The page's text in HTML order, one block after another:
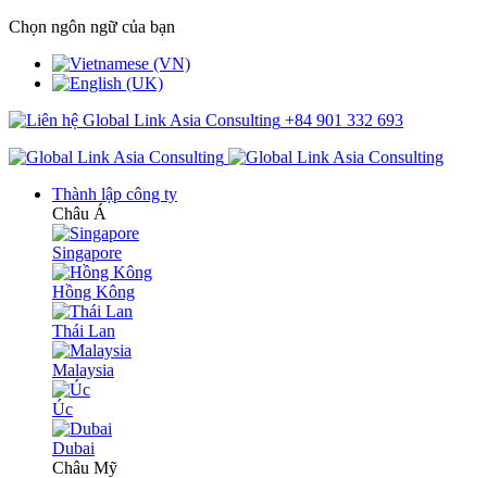
Chọn ngôn ngữ của bạn
+84 901 332 693
Thành lập công ty
Châu Á
Singapore
Hồng Kông
Thái Lan
Malaysia
Úc
Dubai
Châu Mỹ